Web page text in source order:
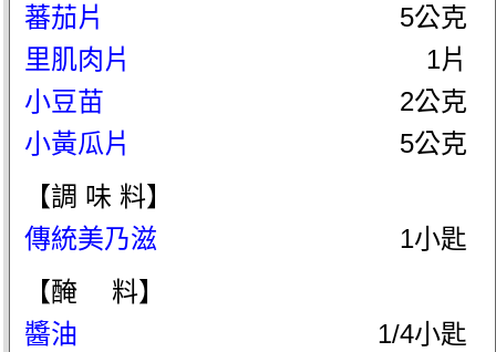
蕃茄片
5公克
里肌肉片
1片
小豆苗
2公克
小黃瓜片
5公克
【調 味 料】
傳統美乃滋
1小匙
【醃 料】
醬油
1/4小匙